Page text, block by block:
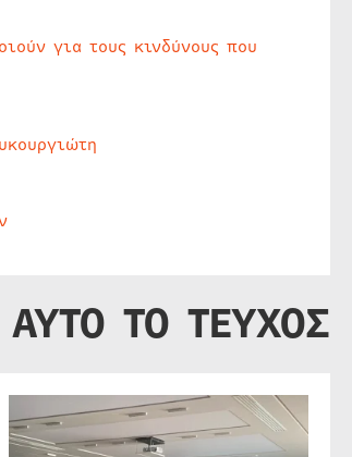
για τους κινδύνους που
ΤΟ ΤΕΥΧΟΣ